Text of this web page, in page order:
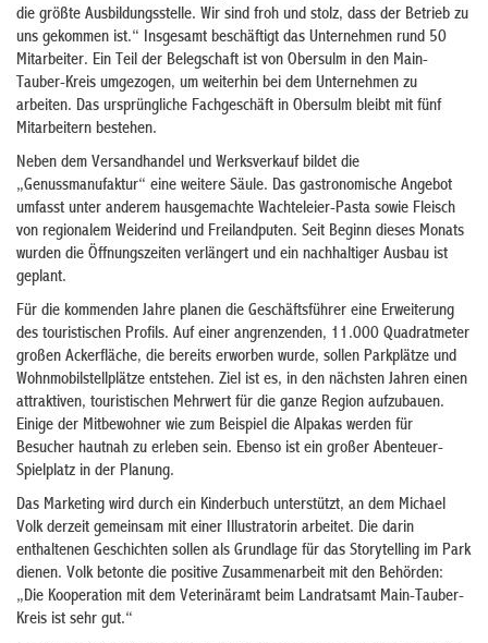
die größte Ausbildungsstelle. Wir sind froh und stolz, dass der Betrieb zu
uns gekommen ist.“ Insgesamt beschäftigt das Unternehmen rund 50
Mitarbeiter. Ein Teil der Belegschaft ist von Obersulm in den Main-
Tauber-Kreis umgezogen, um weiterhin bei dem Unternehmen zu
arbeiten. Das ursprüngliche Fachgeschäft in Obersulm bleibt mit fünf
Mitarbeitern bestehen.
Neben dem Versandhandel und Werksverkauf bildet die
„Genussmanufaktur“ eine weitere Säule. Das gastronomische Angebot
umfasst unter anderem hausgemachte Wachteleier-Pasta sowie Fleisch
von regionalem Weiderind und Freilandputen. Seit Beginn dieses Monats
wurden die Öffnungszeiten verlängert und ein nachhaltiger Ausbau ist
geplant.
Für die kommenden Jahre planen die Geschäftsführer eine Erweiterung
des touristischen Profils. Auf einer angrenzenden, 11.000 Quadratmeter
großen Ackerfläche, die bereits erworben wurde, sollen Parkplätze und
Wohnmobilstellplätze entstehen. Ziel ist es, in den nächsten Jahren einen
attraktiven, touristischen Mehrwert für die ganze Region aufzubauen.
Einige der Mitbewohner wie zum Beispiel die Alpakas werden für
Besucher hautnah zu erleben sein. Ebenso ist ein großer Abenteuer-
Spielplatz in der Planung.
Das Marketing wird durch ein Kinderbuch unterstützt, an dem Michael
Volk derzeit gemeinsam mit einer Illustratorin arbeitet. Die darin
enthaltenen Geschichten sollen als Grundlage für das Storytelling im Park
dienen. Volk betonte die positive Zusammenarbeit mit den Behörden:
„Die Kooperation mit dem Veterinäramt beim Landratsamt Main-Tauber-
Kreis ist sehr gut.“